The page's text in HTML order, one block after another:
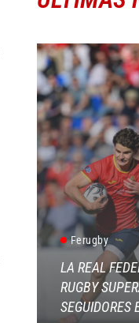
Ferugby
LA REAL
RUGBY
SEGUIDORES